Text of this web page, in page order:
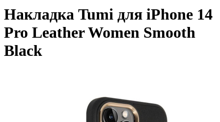
Накладка Tumi для iPhone 14
Pro Leather Women Smooth
Black